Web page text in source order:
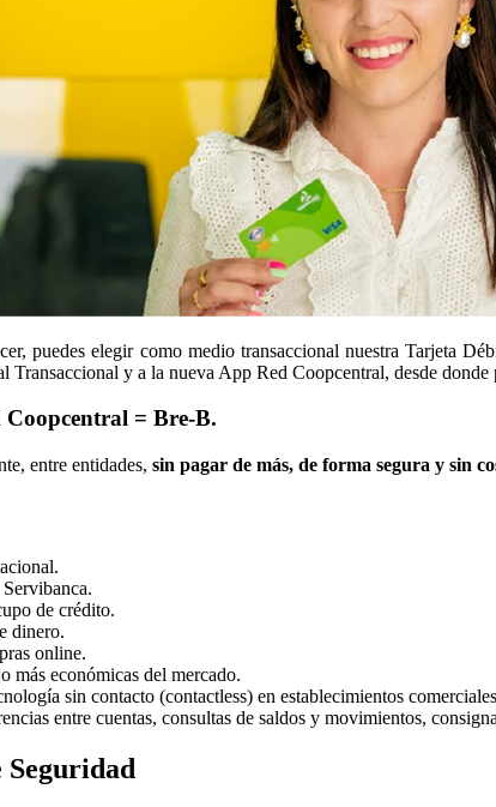
puedes elegir como medio transaccional nuestra Tarjeta
Transaccional y a la nueva App Red Coopcentral, desde donde
= Bre-B.
entre entidades, sin pagar de más, de forma segura y sin
de crédito.
dinero.
online.
más económicas del mercado.
sin contacto (contactless) en establecimientos
entre cuentas, consultas de saldos y movimientos,
Seguridad